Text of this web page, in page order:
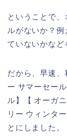
ということで
ルがないか？
ていないかなど
だから、早速、
ー サマーセー
ル】【 オーガ
リー ウィンタ
とにしました。